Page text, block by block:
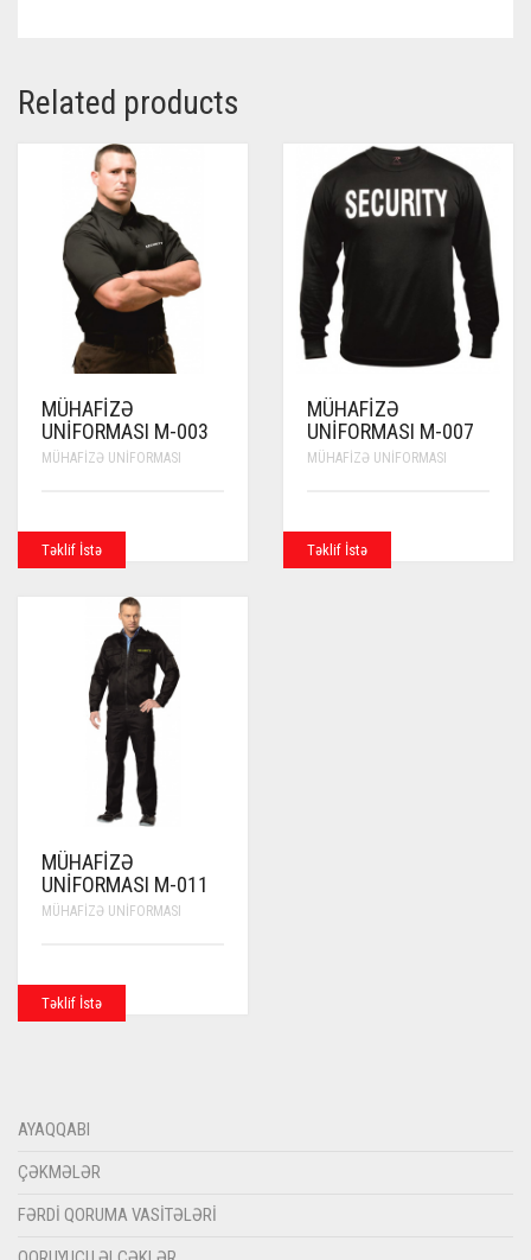
Related products
MÜHAFIZƏ
UNIFORMASI M-003
MÜHAFIZƏ UNIFORMASI
Təklif İstə
MÜHAFIZƏ
UNIFORMASI M-007
MÜHAFIZƏ UNIFORMASI
Təklif İstə
MÜHAFIZƏ
UNIFORMASI M-011
MÜHAFIZƏ UNIFORMASI
Təklif İstə
AYAQQABI
ÇƏKMƏLƏR
FƏRDI QORUMA VASITƏLƏRI